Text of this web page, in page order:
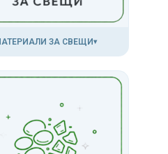
ЗА СВЕЩИ▾